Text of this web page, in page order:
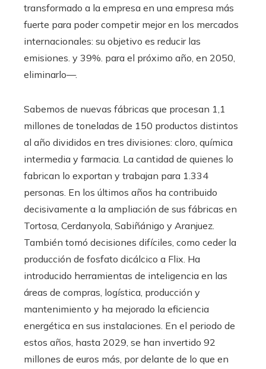
transformado a la empresa en una empresa más
fuerte para poder competir mejor en los mercados
internacionales: su objetivo es reducir las
emisiones. y 39%. para el próximo año, en 2050,
eliminarlo—.
Sabemos de nuevas fábricas que procesan 1,1
millones de toneladas de 150 productos distintos
al año divididos en tres divisiones: cloro, química
intermedia y farmacia. La cantidad de quienes lo
fabrican lo exportan y trabajan para 1.334
personas. En los últimos años ha contribuido
decisivamente a la ampliación de sus fábricas en
Tortosa, Cerdanyola, Sabiñánigo y Aranjuez.
También tomó decisiones difíciles, como ceder la
producción de fosfato dicálcico a Flix. Ha
introducido herramientas de inteligencia en las
áreas de compras, logística, producción y
mantenimiento y ha mejorado la eficiencia
energética en sus instalaciones. En el periodo de
estos años, hasta 2029, se han invertido 92
millones de euros más, por delante de lo que en